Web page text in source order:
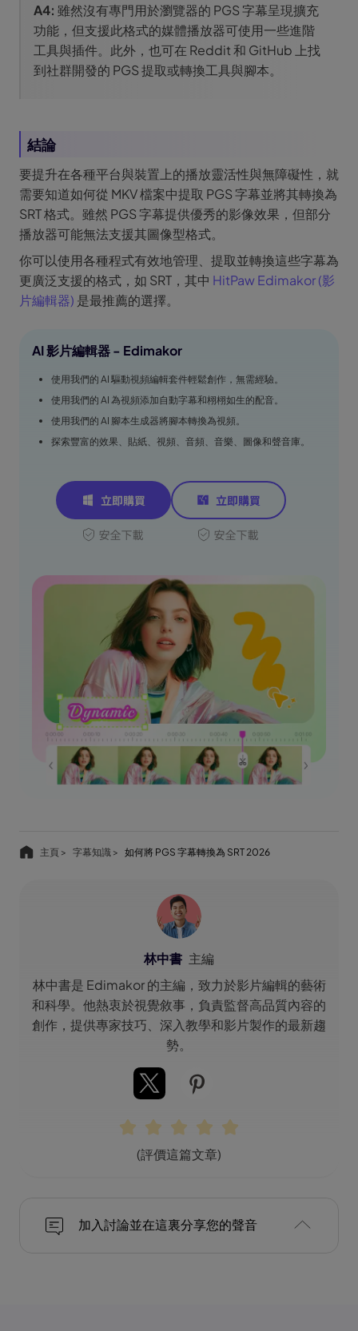
A4: 雖然沒有專門用於瀏覽器的 PGS 字幕呈現擴充
功能，但支援此格式的媒體播放器可使用一些進階
工具與插件。此外，也可在 Reddit 和 GitHub 上找
到社群開發的 PGS 提取或轉換工具與腳本。
結論
要提升在各種平台與裝置上的播放靈活性與無障礙性，就
需要知道如何從 MKV 檔案中提取 PGS 字幕並將其轉換為
SRT 格式。雖然 PGS 字幕提供優秀的影像效果，但部分
播放器可能無法支援其圖像型格式。
你可以使用各種程式有效地管理、提取並轉換這些字幕為
更廣泛支援的格式，如 SRT，其中 HitPaw Edimakor (影
片編輯器) 是最推薦的選擇。
AI 影片編輯器 - Edimakor
使用我們的 AI 驅動視頻編輯套件輕鬆創作，無需經驗。
使用我們的 AI 為視頻添加自動字幕和栩栩如生的配音。
使用我們的 AI 腳本生成器將腳本轉換為視頻。
探索豐富的效果、貼紙、視頻、音頻、音樂、圖像和聲音庫。
主頁 > 字幕知識 > 如何將 PGS 字幕轉換為 SRT 2026
林中書 主編
林中書是 Edimakor 的主編，致力於影片編輯的藝術
和科學。他熱衷於視覺敘事，負責監督高品質內容的
創作，提供專家技巧、深入教學和影片製作的最新趨
勢。
(評價這篇文章)
加入討論並在這裏分享您的聲音